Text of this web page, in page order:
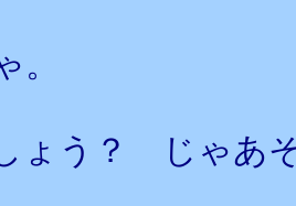
。
ょう？ じゃあ